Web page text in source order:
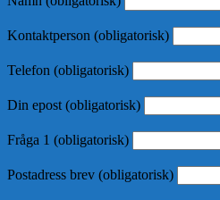
Kontaktperson (obligatorisk)
Telefon (obligatorisk)
Din epost (obligatorisk)
Fråga 1 (obligatorisk)
Postadress brev (obligatorisk)